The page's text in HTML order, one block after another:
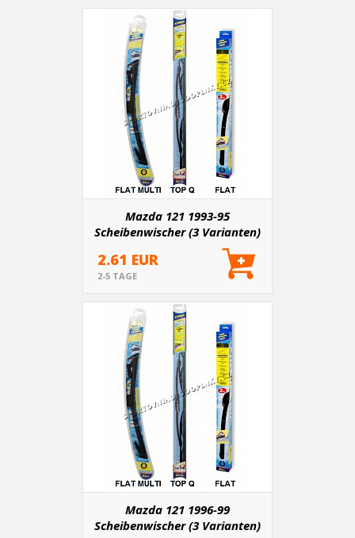
Mazda 121 1993-95
Scheibenwischer (3 Varianten)
2.61 EUR
2-5 TAGE
Mazda 121 1996-99
Scheibenwischer (3 Varianten)